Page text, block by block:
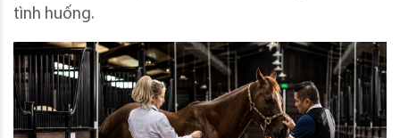
tình huống.